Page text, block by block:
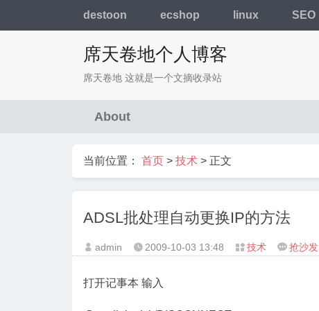
destoon ecshop linux SEO
席天卷地个人博客
席天卷地 这就是一个文摘收录站
About
当前位置： 首页 > 技术 > 正文
ADSL批处理自动更换IP的方法
 admin  2009-10-03 13:48  技术  抢沙发
打开记事本 输入